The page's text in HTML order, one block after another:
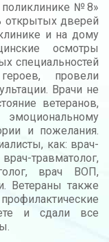
поликлинике №8»
дверей
и на дому
осмотры
специальностей
провели
Врачи не
ветеранов,
и пожелания.
как: врач-
травматолог,
врач ВОП,
Ветераны также
и сдали все